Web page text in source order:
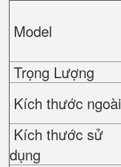
Model
Trọng Lượng
Kích thước ngoài
Kích thước sử
dụng